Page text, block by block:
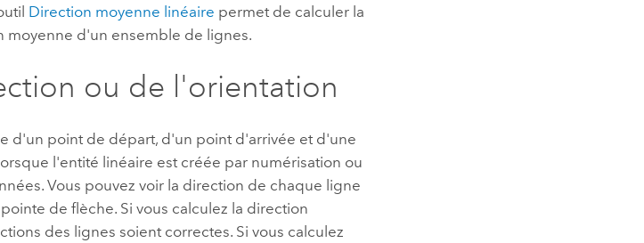
Direction moyenne linéaire permet de calculer la
d'un ensemble de lignes.
ou de l'orientation
d'un point de départ, d'un point d'arrivée et d'une
l'entité linéaire est créée par numérisation ou
Vous pouvez voir la direction de chaque ligne
de flèche. Si vous calculez la direction
des lignes soient correctes. Si vous calculez